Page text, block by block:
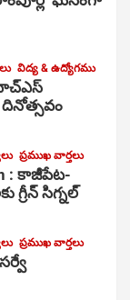
విద్య & ఉద్యోగము
ప్రముఖ వార్తలు
: కాజీపేట-
గ్రీన్ సిగ్నల్
ప్రముఖ వార్తలు